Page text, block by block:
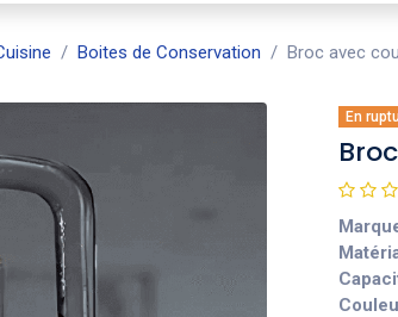
Boites de Conservation Broc avec
En